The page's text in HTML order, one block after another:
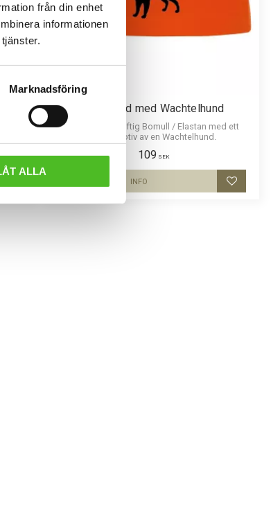
från din enhet
informationen
Marknadsföring
ALLA
Lägg till i favoriter
Pannband med Wachtelhund
Pannband i kraftig Bomull / Elastan med ett
siluettmotiv av en Wachtelhund.
109 SEK
Lägg till i
INFO